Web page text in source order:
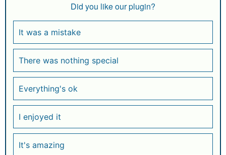
Did you like our plugin?
It was a mistake
There was nothing special
Everything's ok
I enjoyed it
It's amazing